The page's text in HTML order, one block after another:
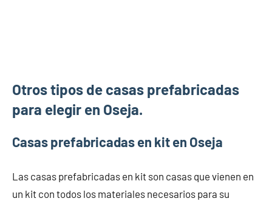
Otros tipos de casas prefabricadas
para elegir en Oseja.
Casas prefabricadas en kit en Oseja
Las casas prefabricadas en kit son casas que vienen en
un kit con todos los materiales necesarios para su